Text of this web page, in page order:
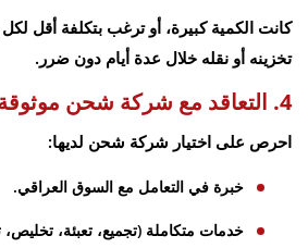
كانت الكمية كبيرة، أو ترغب بتكلفة أقل
تخزينه أو نقله خلال عدة أيام دون ضرر.
4. التعاقد مع شركة شحن موثوقة
احرص على اختيار شركة شحن لديها:
خبرة في التعامل مع السوق العراقي.
خدمات متكاملة (تجميع، تعبئة، تخليص،